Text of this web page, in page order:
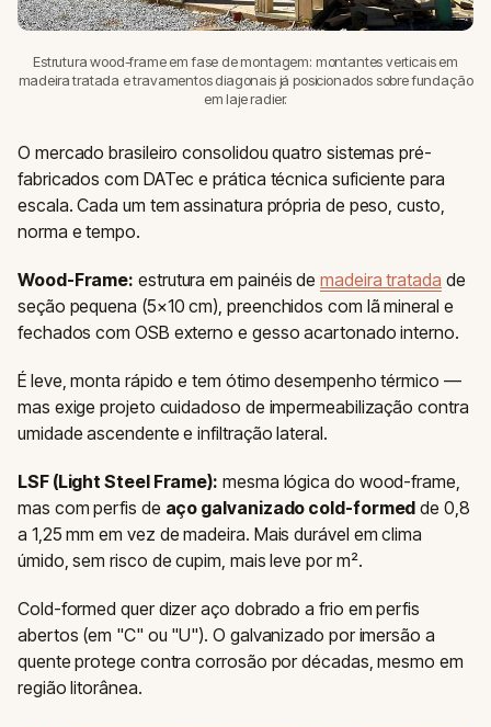
Estrutura wood-frame em fase de montagem: montantes verticais em
madeira tratada e travamentos diagonais já posicionados sobre fundação
em laje radier.
O mercado brasileiro consolidou quatro sistemas pré-
fabricados com DATec e prática técnica suficiente para
escala. Cada um tem assinatura própria de peso, custo,
norma e tempo.
Wood-Frame: estrutura em painéis demadeira tratada de
seção pequena (5×10 cm), preenchidos com lã mineral e
fechados com OSB externo e gesso acartonado interno.
É leve, monta rápido e tem ótimo desempenho térmico —
mas exige projeto cuidadoso de impermeabilização contra
umidade ascendente e infiltração lateral.
LSF (Light Steel Frame): mesma lógica do wood-frame,
mas com perfis de aço galvanizado cold-formed de 0,8
a 1,25 mm em vez de madeira. Mais durável em clima
úmido, sem risco de cupim, mais leve por m².
Cold-formed quer dizer aço dobrado a frio em perfis
abertos (em "C" ou "U"). O galvanizado por imersão a
quente protege contra corrosão por décadas, mesmo em
região litorânea.